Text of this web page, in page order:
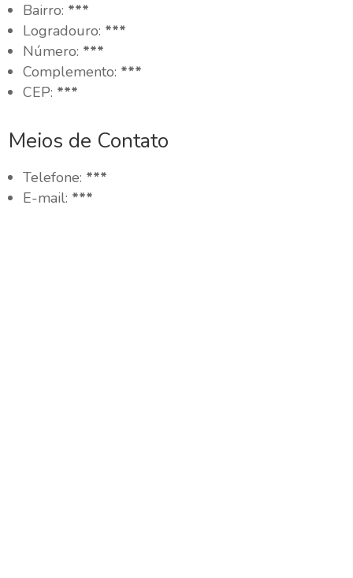
Bairro: ***
Logradouro: ***
Número: ***
Complemento: ***
CEP: ***
Meios de Contato
Telefone: ***
E-mail: ***